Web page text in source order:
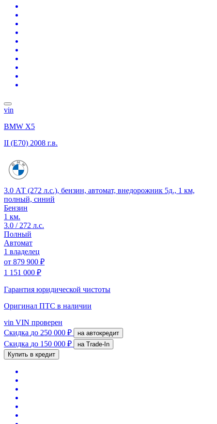
vin
BMW X5
II (E70) 2008 г.в.
3.0 АТ (272 л.с.), бензин, автомат, внедорожник 5д., 1 км,
полный, синий
Бензин
1 км.
3.0 / 272 л.с.
Полный
Автомат
1 владелец
от 879 900 ₽
1 151 000 ₽
Гарантия юридической чистоты
Оригинал ПТС в наличии
vin VIN проверен
Скидка до 250 000 ₽ на автокредит
Скидка до 150 000 ₽
на Trade-In
Купить в кредит